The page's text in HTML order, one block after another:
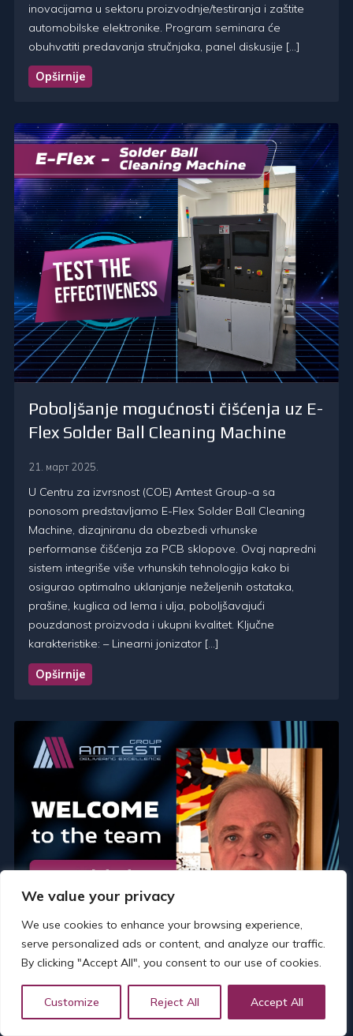
We value your privacy
We use cookies to enhance your browsing experience,
serve personalized ads or content, and analyze our traffic.
By clicking "Accept All", you consent to our use of cookies.
Customize Reject All Accept All
inovacijama u sektoru proizvodnje/testiranja i zaštite
automobilske elektronike. Program seminara će
obuhvatiti predavanja stručnjaka, panel diskusije […]
Opširnije
Poboljšanje mogućnosti čišćenja uz E-
Flex Solder Ball Cleaning Machine
21. март 2025.
U Centru za izvrsnost (COE) Amtest Group-a sa
ponosom predstavljamo E-Flex Solder Ball Cleaning
Machine, dizajniranu da obezbedi vrhunske
performanse čišćenja za PCB sklopove. Ovaj napredni
sistem integriše više vrhunskih tehnologija kako bi
osigurao optimalno uklanjanje neželjenih ostataka,
prašine, kuglica od lema i ulja, poboljšavajući
pouzdanost proizvoda i ukupni kvalitet. Ključne
karakteristike: – Linearni jonizator […]
Opširnije
Predstavljamo Grupnog direktora za